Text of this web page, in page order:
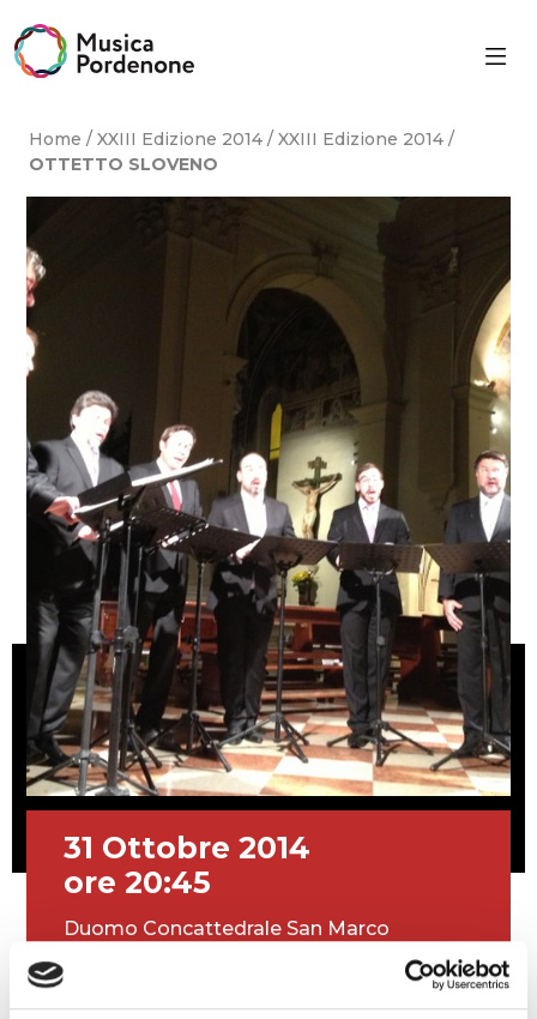
to
content
Home / XXIII Edizione 2014 / XXIII Edizione 2014 /
OTTETTO SLOVENO
31 Ottobre 2014
ore 20:45
Duomo Concattedrale San Marco